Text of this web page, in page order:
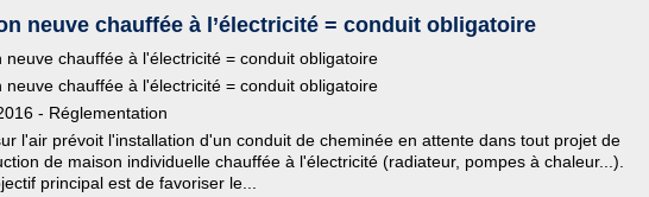
neuve chauffée à l’électricité = conduit obligatoire
neuve chauffée à l'électricité = conduit obligatoire
neuve chauffée à l'électricité = conduit obligatoire
- Réglementation
l'air prévoit l'installation d'un conduit de cheminée en attente dans tout projet de
de maison individuelle chauffée à l'électricité (radiateur, pompes à chaleur...).
principal est de favoriser le...